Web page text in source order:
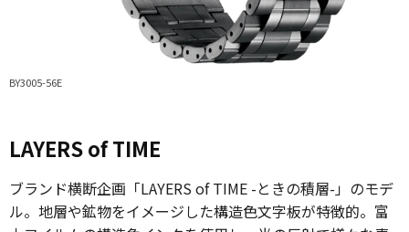
BY3005-56E
LAYERS of TIME
ブランド横断企画「LAYERS of TIME -ときの積層-」のモデ
ル。地層や鉱物をイメージした構造色文字板が特徴的。富